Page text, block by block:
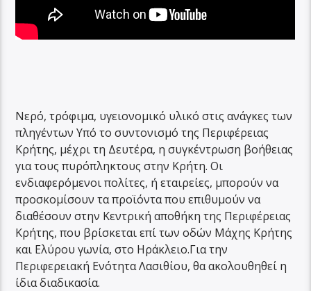
Νερό, τρόφιμα, υγειονομικό υλικό στις ανάγκες των
πληγέντων Υπό το συντονισμό της Περιφέρειας
Κρήτης, μέχρι τη Δευτέρα, η συγκέντρωση βοήθειας
για τους πυρόπληκτους στην Κρήτη. Οι
ενδιαφερόμενοι πολίτες, ή εταιρείες, μπορούν να
προσκομίσουν τα προϊόντα που επιθυμούν να
διαθέσουν στην Κεντρική αποθήκη της Περιφέρειας
Κρήτης, που βρίσκεται επί των οδών Μάχης Κρήτης
και Ελύρου γωνία, στο Ηράκλειο.Για την
Περιφερειακή Ενότητα Λασιθίου, θα ακολουθηθεί η
ίδια διαδικασία.